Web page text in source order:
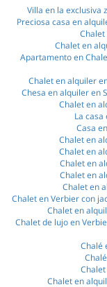
Villa en la exclusiva
Preciosa casa en
Chalet
Chalet en
Apartamento en
Chalet en alquiler
Chesa en alquiler en
Chalet en
La casa
Casa
Chalet en
Chalet en
Chalet en
Chalet en
Chalet en
Chalet en Verbier con
Chalet en
Chalet de lujo en
Chalé
Chalet en